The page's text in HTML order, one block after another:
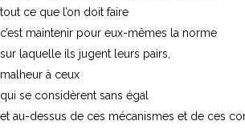
tout ce que l’on doit faire
c’est maintenir pour eux-mêmes la norme
sur laquelle ils jugent leurs pairs,
malheur à ceux
qui se considèrent sans égal
et au-dessus de ces mécanismes et de ces